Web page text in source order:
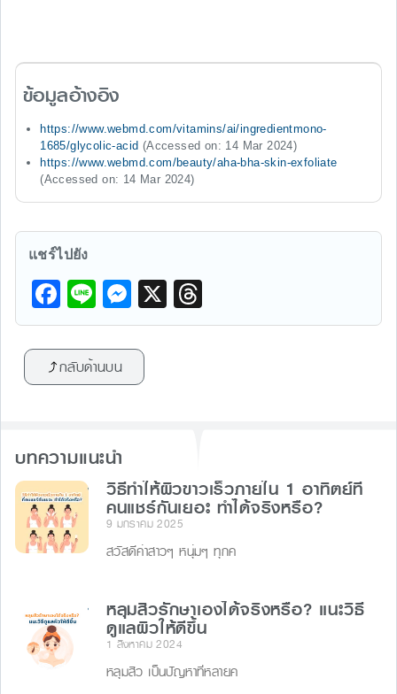
ข้อมูลอ้างอิง
https://www.webmd.com/vitamins/ai/ingredientmono-
1685/glycolic-acid (Accessed on: 14 Mar 2024)
https://www.webmd.com/beauty/aha-bha-skin-exfoliate
(Accessed on: 14 Mar 2024)
แชร์ไปยัง
F
a
c
e
o
k
Li
n
e
M
e
s
s
er
X
hr
กลับด้านบน
บทความแนะนำ
วิธีทําให้ผิวขาวเร็วภายใน 1 อาทิตย์ที่
คนแชร์กันเยอะ ทำได้จริงหรือ?
9 มกราคม 2025
สวัสดีค่าสาวๆ หนุ่มๆ ทุกค
หลุมสิวรักษาเองได้จริงหรือ? แนะวิธี
ดูแลผิวให้ดีขึ้น
1 สิงหาคม 2024
หลุมสิว เป็นปัญหาที่หลายค